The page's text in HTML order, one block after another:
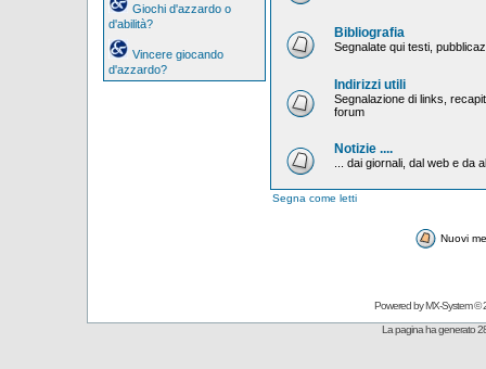
Giochi d'azzardo o
d'abilità?
Vincere giocando
d'azzardo?
Bibliografia
Segnalate qui testi,
Indirizzi utili
Segnalazione di links,
forum
Notizie ....
... dai giornali, dal web e da
Segna come letti
Nuovi
Powered byMX-System©
La pagina ha generato